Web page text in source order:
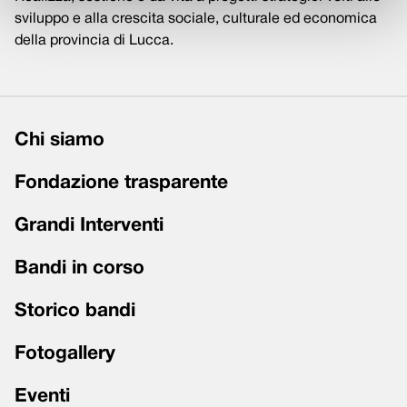
sviluppo e alla crescita sociale, culturale ed economica
della provincia di Lucca.
Chi siamo
Fondazione trasparente
Grandi Interventi
Bandi in corso
Storico bandi
Fotogallery
Eventi